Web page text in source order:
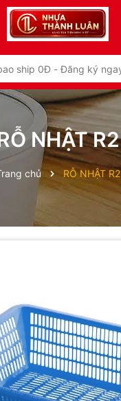
NHẬT R2
chủ RỖ NHẬT R2